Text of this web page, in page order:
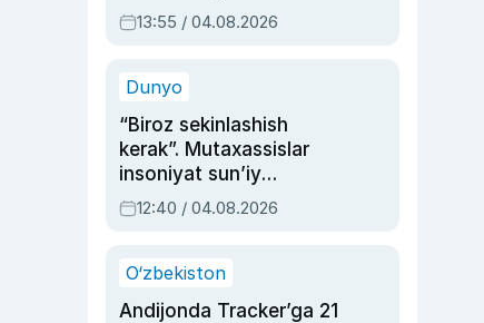
dublyaj ustasi Rimma
Ahmedovaning
13:55 / 04.08.2026
Dunyo
“Biroz sekinlashish
kerak”. Mutaxassislar
insoniyat sun’iy
intellektni boshqara
olmay qolishidan xavotir
12:40 / 04.08.2026
O‘zbekiston
Andijonda Tracker’ga 21